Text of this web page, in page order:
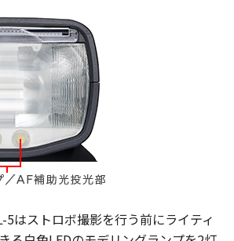
5はストロボ撮影を行う前にライティ